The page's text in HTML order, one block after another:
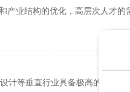
业结构的优化，高层次人才的
计等垂直行业具备极高的性价比